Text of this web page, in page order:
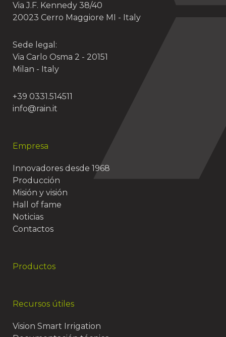
Via J.F. Kennedy 38/40
20023 Cerro Maggiore MI - Italy
Sede legal:
Via Carlo Osma 2 - 20151
Milan - Italy
+39 0331.514511
info@rain.it
Empresa
Innovadores desde 1968
Producción
Misión y visión
Hall of fame
Noticias
Contactos
Productos
Recursos útiles
Vision Smart Irrigation